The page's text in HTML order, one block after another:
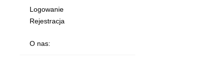
Logowanie
Rejestracja
O nas: